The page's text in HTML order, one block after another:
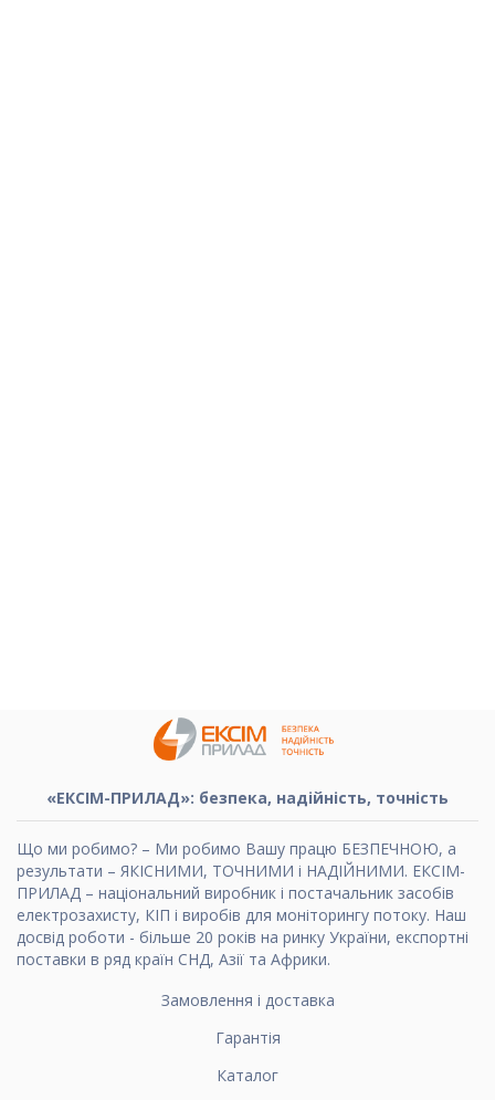
«ЕКСІМ-ПРИЛАД»: безпека, надійність, точність
Що ми робимо? – Ми робимо Вашу працю БЕЗПЕЧНОЮ, а
результати – ЯКІСНИМИ, ТОЧНИМИ і НАДІЙНИМИ. ЕКСІМ-
ПРИЛАД – національний виробник і постачальник засобів
електрозахисту, КІП і виробів для моніторингу потоку. Наш
досвід роботи - більше 20 років на ринку України, експортні
поставки в ряд країн СНД, Азії та Африки.
Замовлення і доставка
Гарантія
Каталог